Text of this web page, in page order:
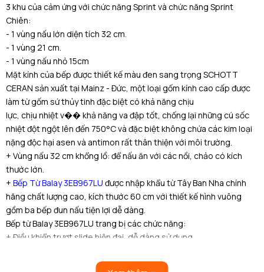
3 khu của cảm ứng với chức năng Sprint và chức năng Sprint
Chiên:
- 1 vùng nấu lớn diện tích 32 cm.
- 1 vùng 21 cm.
- 1 vùng nấu nhỏ 15cm
Mặt kính của bếp được thiết kế màu đen sang trọng SCHOTT
CERAN sản xuất tại Mainz - Đức, một loại gốm kính cao cấp được
làm từ gốm sứ thủy tinh đặc biệt có khả năng chịu
lực, chịu nhiệt v�� khả năng va đập tốt, chống lại những cú sốc
nhiệt đột ngột lên đến 750°C và đặc biệt không chứa các kim loại
nặng độc hại asen và antimon rất thân thiện với môi trường.
+ Vùng nấu 32 cm khổng lồ: để nấu ăn với các nồi, chảo có kích
thước lớn.
+ Bếp Từ Balay 3EB967LU được nhập khẩu từ Tây Ban Nha chính
hãng chất lượng cao, kích thước 60 cm với thiết kế hình vuông
gồm ba bếp đun nấu tiện lợi dễ dàng.
Bếp từ Balay 3EB967LU trang bị các chức năng:
+ Điều khiển trượt slide hiện đại, dễ dàng sử dụng.
+ Chức năng bộ nhớ : bếp sẽ ghi nhớ mức công suất đang nấu và